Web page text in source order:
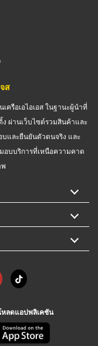
ส
ครือเอไอเอส ในฐานะผู้นำที่
ผ่านเว็บไซต์รวมสินค้าและ
บและยืนยันตัวตนจริง และ
อบบริการที่เหนือความคาด
ลดแอปพลิเคชัน